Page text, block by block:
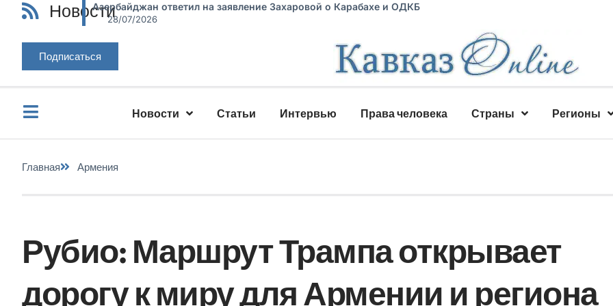
НовостиАзербайджан ответил на заявление Захаровой о Карабахе и ОДКБ
28/07/2026
Подписаться
Новости Статьи Интервью Права человека Страны Регионы
Главная Армения
Рубио: Маршрут Трампа открывает
дорогу к миру для Армении и региона